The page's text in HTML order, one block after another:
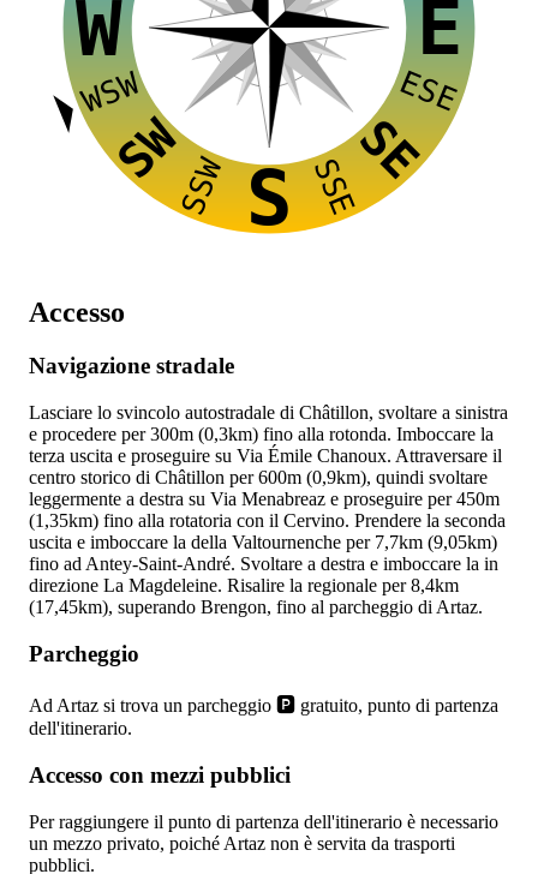
E
W
S
SE
SW
ESE
SSE
SSW
WSW
Accesso
Navigazione stradale
Lasciare lo svincolo autostradale di Châtillon, svoltare a sinistra
e procedere per 300m (0,3km) fino alla rotonda. Imboccare la
terza uscita e proseguire su Via Émile Chanoux. Attraversare il
centro storico di Châtillon per 600m (0,9km), quindi svoltare
leggermente a destra su Via Menabreaz e proseguire per 450m
(1,35km) fino alla rotatoria con il Cervino. Prendere la seconda
uscita e imboccare la della Valtournenche per 7,7km (9,05km)
fino ad Antey-Saint-André. Svoltare a destra e imboccare la in
direzione La Magdeleine. Risalire la regionale per 8,4km
(17,45km), superando Brengon, fino al parcheggio di Artaz.
Parcheggio
Ad Artaz si trova un parcheggio 🅿️ gratuito, punto di partenza
dell'itinerario.
Accesso con mezzi pubblici
Per raggiungere il punto di partenza dell'itinerario è necessario
un mezzo privato, poiché Artaz non è servita da trasporti
pubblici.